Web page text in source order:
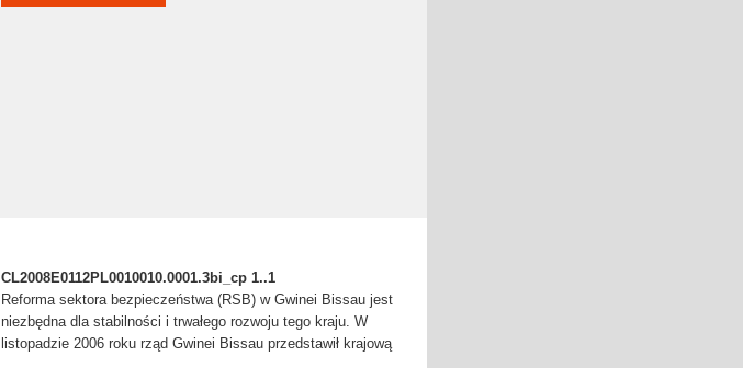
CL2008E0112PL0010010.0001.3bi_cp 1..1
Reforma sektora bezpieczeństwa (RSB) w Gwinei Bissau jest
niezbędna dla stabilności i trwałego rozwoju tego kraju. W
listopadzie 2006 roku rząd Gwinei Bissau przedstawił krajową